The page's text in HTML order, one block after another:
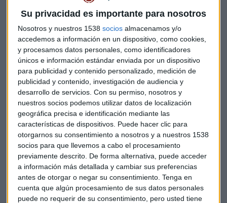
Su privacidad es importante para nosotros
Nosotros y nuestros 1538 socios almacenamos y/o
accedemos a información en un dispositivo, como cookies,
y procesamos datos personales, como identificadores
únicos e información estándar enviada por un dispositivo
para publicidad y contenido personalizado, medición de
publicidad y contenido, investigación de audiencia y
desarrollo de servicios. Con su permiso, nosotros y
nuestros socios podemos utilizar datos de localización
geográfica precisa e identificación mediante las
características de dispositivos. Puede hacer clic para
otorgarnos su consentimiento a nosotros y a nuestros 1538
socios para que llevemos a cabo el procesamiento
previamente descrito. De forma alternativa, puede acceder
a información más detallada y cambiar sus preferencias
antes de otorgar o negar su consentimiento. Tenga en
cuenta que algún procesamiento de sus datos personales
puede no requerir de su consentimiento, pero usted tiene
proyecto radical y empobrecedor". Insiste que su
cuanta que él se ha negado a debatir con la oposición
catalana y está haciendo "política de hechos consumados"
e "imponiendo sus posiciones al conjunto de la ciudadanía".
El diálogo no se exige, se practica".
Aquí puedes consultar la carta de Rajoy a Puigdemont
Carta de Rajoy a Puigdemont
Puigdemont no responde si declaró la independencia